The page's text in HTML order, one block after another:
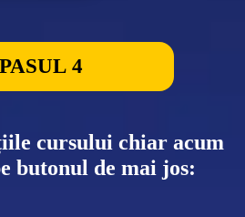
PASUL 4
cursului chiar acum
butonul de mai jos: